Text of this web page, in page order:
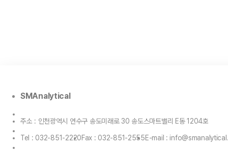
SMAnalytical
주소 : 인천광역시 연수구 송도미래로 30 송도스마트밸리 E동 1204호
Tel : 032-851-2220Fax : 032-851-2555E-mail :